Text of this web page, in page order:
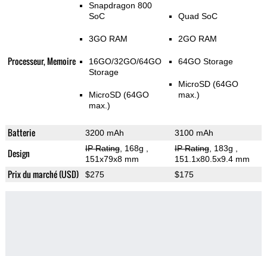
Processeur, Memoire
Snapdragon 800
SoC
3GO RAM
16GO/32GO/64GO
Storage
MicroSD (64GO
max.)
Quad SoC
2GO RAM
64GO Storage
MicroSD (64GO
max.)
Batterie 3200 mAh 3100 mAh
Design IP Rating, 168g
151x79x8 mm
IP Rating, 183g
151.1x80.5x9.4 mm
Prix du marché (USD) $275 $175